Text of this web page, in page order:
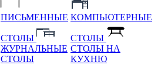
ПИСЬМЕННЫЕ
СТОЛЫ
ЖУРНАЛЬНЫЕ
СТОЛЫ
КОМПЬЮТЕРНЫЕ
СТОЛЫ
СТОЛЫ НА
КУХНЮ